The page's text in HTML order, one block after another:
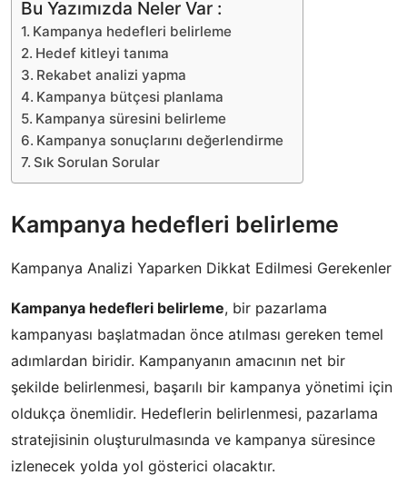
Bu Yazımızda Neler Var :
Kampanya hedefleri belirleme
Hedef kitleyi tanıma
Rekabet analizi yapma
Kampanya bütçesi planlama
Kampanya süresini belirleme
Kampanya sonuçlarını değerlendirme
Sık Sorulan Sorular
Kampanya hedefleri belirleme
Kampanya Analizi Yaparken Dikkat Edilmesi Gerekenler
Kampanya hedefleri belirleme, bir pazarlama
kampanyası başlatmadan önce atılması gereken temel
adımlardan biridir. Kampanyanın amacının net bir
şekilde belirlenmesi, başarılı bir kampanya yönetimi için
oldukça önemlidir. Hedeflerin belirlenmesi, pazarlama
stratejisinin oluşturulmasında ve kampanya süresince
izlenecek yolda yol gösterici olacaktır.